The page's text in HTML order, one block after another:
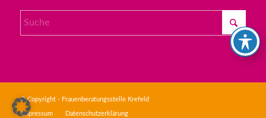
© Copyright - Frauenberatungsstelle Krefeld
Impressum Datenschutzerklärung